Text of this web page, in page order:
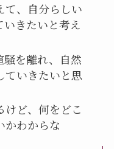
て、自分らしい
きたいと考え
騒を離れ、自然
ていきたいと思
けど、何をどこ
かわからな